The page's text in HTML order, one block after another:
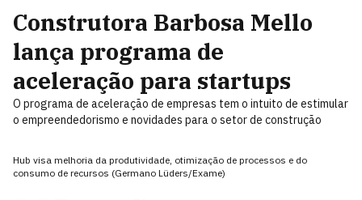
Construtora Barbosa Mello
lança programa de
aceleração para startups
O programa de aceleração de empresas tem o intuito de estimular
o empreendedorismo e novidades para o setor de construção
Hub visa melhoria da produtividade, otimização de processos e do
consumo de recursos (Germano Lüders/Exame)